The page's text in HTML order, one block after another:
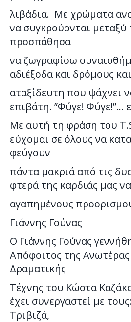
λιβάδια. Με χρώματα
να συγκρούονται μεταξύ
προσπάθησα
να ζωγραφίσω
αδιέξοδα και δρόμους
αταξίδευτη που ψάχνει
επιβάτη. ”Φύγε! Φύγε!”…
Με αυτή τη φράση του
εύχομαι σε όλους να
φεύγουν
πάντα μακριά από τις
φτερά της καρδιάς μας
αγαπημένους
Γιάννης Γούνας
Ο Γιάννης Γούνας
Απόφοιτος της
Δραματικής
Τέχνης του Κώστα
έχει συνεργαστεί με
Τριβιζά,